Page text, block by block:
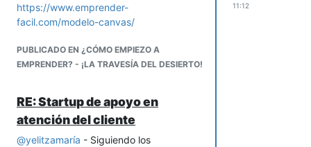
Interno/Externo
Positivo
Externo
Oportunidades
https://www.emprender-
facil.com/modelo-canvas/
PUBLICADO EN ¿CÓMO EMPIEZO A
EMPRENDER? - ¡LA TRAVESÍA DEL DESIERTO!
11:12
RE: Startup de apoyo en
atención del cliente
@yelitzamaría - Siguiendo los